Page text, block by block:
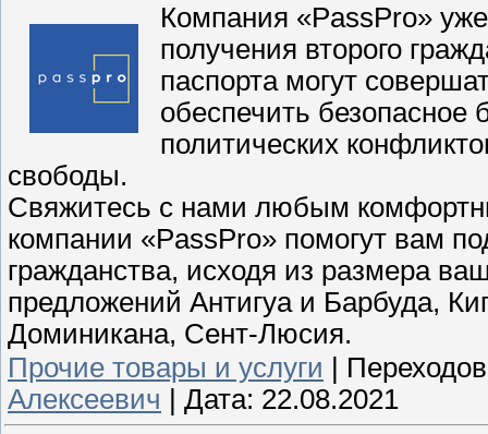
Компания «PassPro»
получения второго
паспорта могут
обеспечить безопасное
политических
свободы.
Свяжитесь с нами любым
компании «PassPro» помогут вам
гражданства, исходя из размера
предложений Антигуа и Барбуда,
Доминикана, Сент-Люсия.
Прочие товары и услуги
Алексеевич
Дата: 22.08.2021